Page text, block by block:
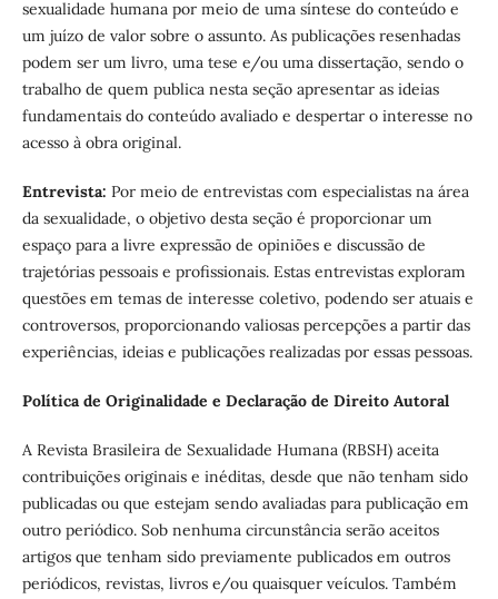
sexualidade humana por meio de uma síntese do conteúdo e
um juízo de valor sobre o assunto. As publicações resenhadas
podem ser um livro, uma tese e/ou uma dissertação, sendo o
trabalho de quem publica nesta seção apresentar as ideias
fundamentais do conteúdo avaliado e despertar o interesse no
acesso à obra original.
Entrevista: Por meio de entrevistas com especialistas na área
da sexualidade, o objetivo desta seção é proporcionar um
espaço para a livre expressão de opiniões e discussão de
trajetórias pessoais e profissionais. Estas entrevistas exploram
questões em temas de interesse coletivo, podendo ser atuais e
controversos, proporcionando valiosas percepções a partir das
experiências, ideias e publicações realizadas por essas pessoas.
Política de Originalidade e Declaração de Direito Autoral
A Revista Brasileira de Sexualidade Humana (RBSH) aceita
contribuições originais e inéditas, desde que não tenham sido
publicadas ou que estejam sendo avaliadas para publicação em
outro periódico. Sob nenhuma circunstância serão aceitos
artigos que tenham sido previamente publicados em outros
periódicos, revistas, livros e/ou quaisquer veículos. Também